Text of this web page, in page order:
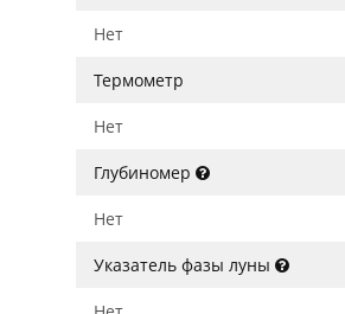
Нет
Термометр
Нет
Глубиномер
Нет
Указатель фазы луны